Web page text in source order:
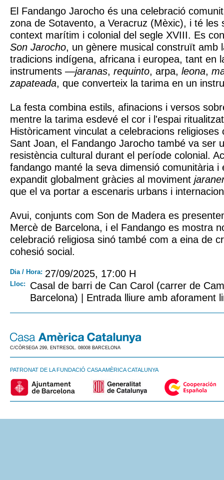
El Fandango Jarocho és una celebració
zona de Sotavento, a Veracruz (Mèxic), i té les
context marítim i colonial del segle XVIII. Es
Son Jarocho, un gènere musical construït amb
tradicions indígena, africana i europea, tant en
instruments —jaranas, requinto, arpa, leona,
zapateada, que converteix la tarima en un
La festa combina estils, afinacions i versos
mentre la tarima esdevé el cor i l'espai
Històricament vinculat a celebracions religioses
Sant Joan, el Fandango Jarocho també va ser
resistència cultural durant el període colonial.
fandango manté la seva dimensió comunitària i
expandit globalment gràcies al moviment
que el va portar a escenaris urbans i
Avui, conjunts com Son de Madera es
Mercè de Barcelona, i el Fandango es mostra
celebració religiosa sinó també com a eina de
cohesió social.
Dia / Hora: 27/09/2025, 17:00 H
Lloc:
Casal de barri de Can Carol (carrer de
Barcelona) | Entrada lliure amb aforament
C/CÒRSEGA 299, ENTRESOL. 08008 BARCELONA
PATRONAT DE LA FUNDACIÓ CASA AMÈRICA CATALUNYA